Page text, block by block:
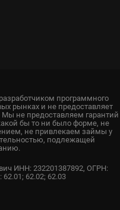
программного
рынках и не предоставляет
Мы не предоставляем гарантий
бы то ни было форме, не
не привлекаем займы у
подлежащей
ИНН: 232201387892, ОГРН:
62.02; 62.03